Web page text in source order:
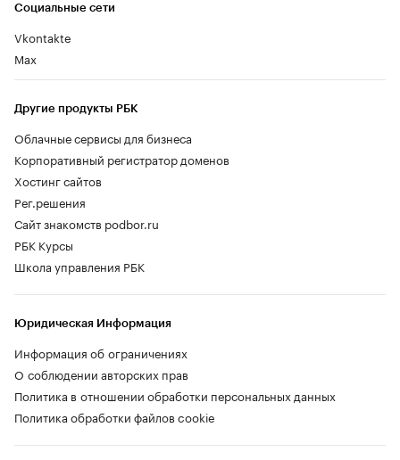
Социальные сети
Vkontakte
Max
Другие продукты РБК
Облачные сервисы для бизнеса
Корпоративный регистратор доменов
Хостинг сайтов
Рег.решения
Сайт знакомств podbor.ru
РБК Курсы
Школа управления РБК
Юридическая Информация
Информация об ограничениях
О соблюдении авторских прав
Политика в отношении обработки персональных данных
Политика обработки файлов cookie